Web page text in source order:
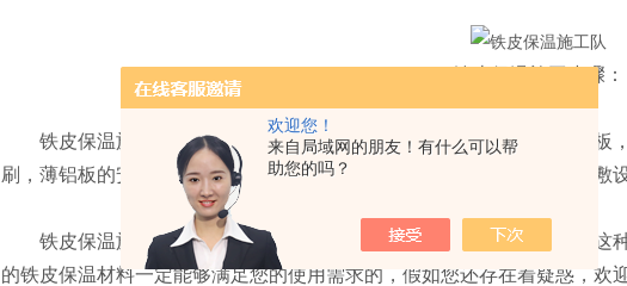
欢迎您！
来自局域网的朋友！有什么可以帮
助您的吗？
铁皮保温施工步骤：
铁皮保温施工当中会先把铁皮保温用高温胶水粘贴防水硅酸盐保温板
刷，薄铝板的安装等。这种铁皮保温的施工会采用不定型保温材料进行敷
铁皮保温施工在现在的管道行业中非常的受欢迎，如果你也是需要这
的铁皮保温材料一定能够满足您的使用需求的，假如您还存在着疑惑，